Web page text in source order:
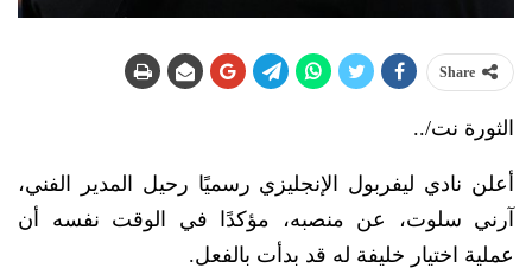
Share
الثورة نت/..
أعلن نادي ليفربول الإنجليزي رسميًا رحيل المدير الفني،
آرني سلوت، عن منصبه، مؤكدًا في الوقت نفسه أن
عملية اختيار خليفة له قد بدأت بالفعل.